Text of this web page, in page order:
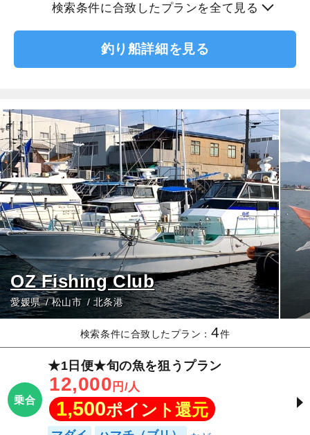
検索条件に合致したプランを全て見る
釣り船詳細を見る
OZ Fishing Club
愛媛県 松山市 北条港
検索条件に合致したプラン：4件
乗合
★1日便★旬の魚を狙うプラン
12,000 円/人
1,500ポイント還元